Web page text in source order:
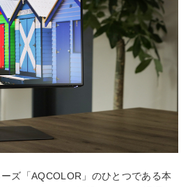
ズ「AQCOLOR」のひとつである本